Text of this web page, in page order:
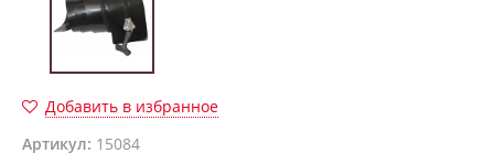
Добавить в избранное
Артикул: 15084